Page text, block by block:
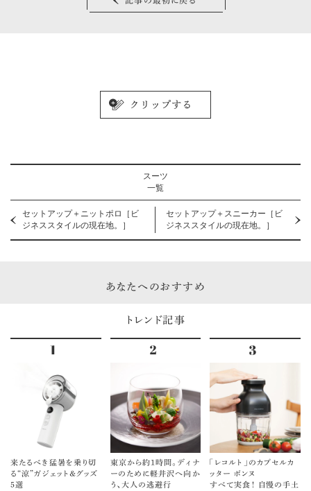
スーツ
一覧
セットアップ＋ニットポロ［ビ
ジネススタイルの現在地。］
セットアップ＋スニーカー［ビ
ジネススタイルの現在地。］
あなたへのおすすめ
トレンド記事
来たるべき猛暑を乗り切
る“涼”ガジェット＆グッズ
5選
東京から約1時間。ディナ
ーのために軽井沢へ向か
う、大人の逃避行
「レコルト」のカプセルカ
ッター ボンヌ
すべて実食！ 自慢の手土